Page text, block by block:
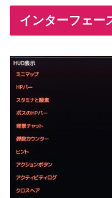
インターフェー